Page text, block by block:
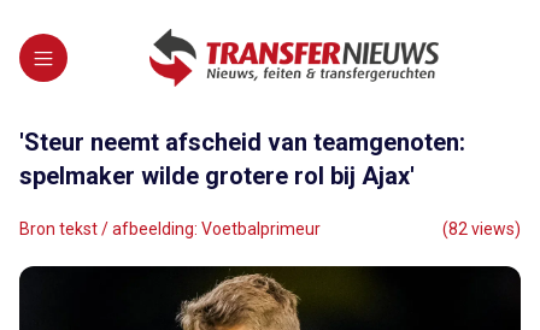
'Steur neemt afscheid van teamgenoten:
spelmaker wilde grotere rol bij Ajax'
Bron tekst / afbeelding: Voetbalprimeur (82 views)